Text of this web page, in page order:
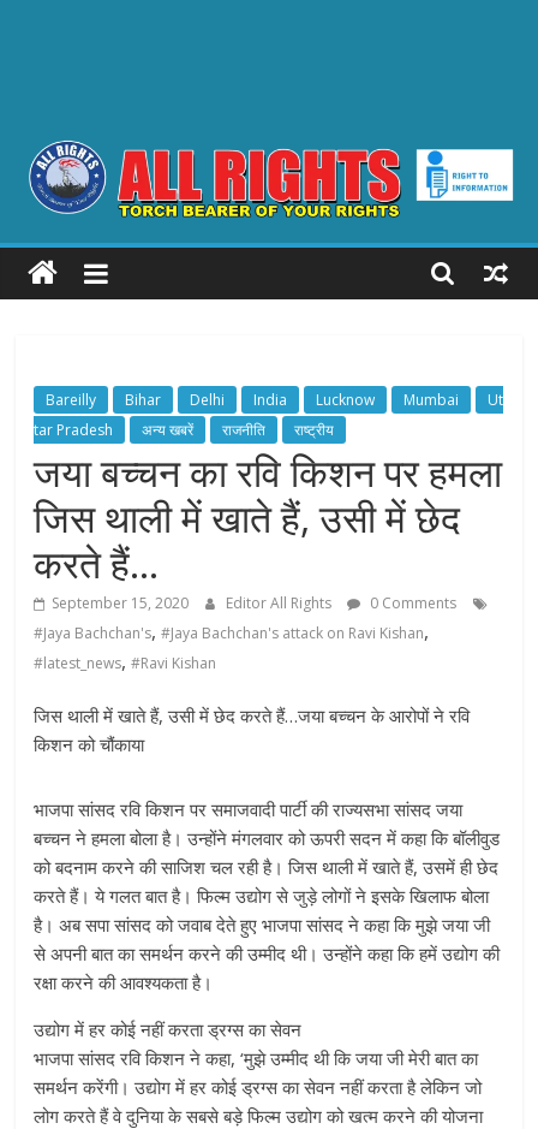
ALL
RIGHTS
Bearer
of
your
Rights
Bareilly Bihar Delhi India Lucknow Mumbai
Ut
tar Pradesh
अन्य खबरें राजनीति राष्ट्रीय
जया बच्चन का रवि किशन पर हमला
जिस थाली में खाते हैं, उसी में छेद
करते हैं…
September 15, 2020 Editor All Rights
0 Comments
#Jaya Bachchan's,#Jaya Bachchan's attack on Ravi Kishan,
#latest_news,#Ravi Kishan
जिस थाली में खाते हैं, उसी में छेद करते हैं…जया बच्चन के आरोपों ने रवि
किशन को चौंकाया
भाजपा सांसद रवि किशन पर समाजवादी पार्टी की राज्यसभा सांसद जया
बच्चन ने हमला बोला है। उन्होंने मंगलवार को ऊपरी सदन में कहा कि बॉलीवुड
को बदनाम करने की साजिश चल रही है। जिस थाली में खाते हैं, उसमें ही छेद
करते हैं। ये गलत बात है। फिल्म उद्योग से जुड़े लोगों ने इसके खिलाफ बोला
है। अब सपा सांसद को जवाब देते हुए भाजपा सांसद ने कहा कि मुझे जया जी
से अपनी बात का समर्थन करने की उम्मीद थी। उन्होंने कहा कि हमें उद्योग की
रक्षा करने की आवश्यकता है।
उद्योग में हर कोई नहीं करता ड्रग्स का सेवन
भाजपा सांसद रवि किशन ने कहा, ‘मुझे उम्मीद थी कि जया जी मेरी बात का
समर्थन करेंगी। उद्योग में हर कोई ड्रग्स का सेवन नहीं करता है लेकिन जो
लोग करते हैं वे दुनिया के सबसे बड़े फिल्म उद्योग को खत्म करने की योजना